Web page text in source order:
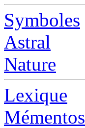
Symboles
Astral
Nature
Lexique
Mémentos